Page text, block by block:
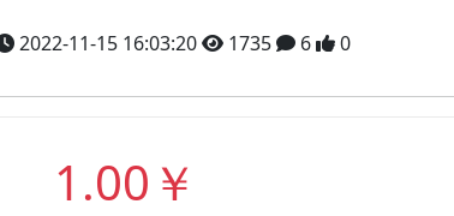
2022-11-15 16:03:20 1735 6 0
1.00￥